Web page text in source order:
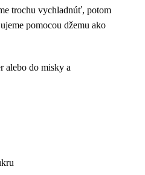
trochu vychladnúť, potom
pomocou džemu ako
alebo do misky a